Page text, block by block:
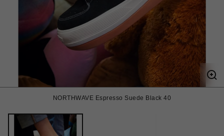
NORTHWAVE Espresso Suede Black 40